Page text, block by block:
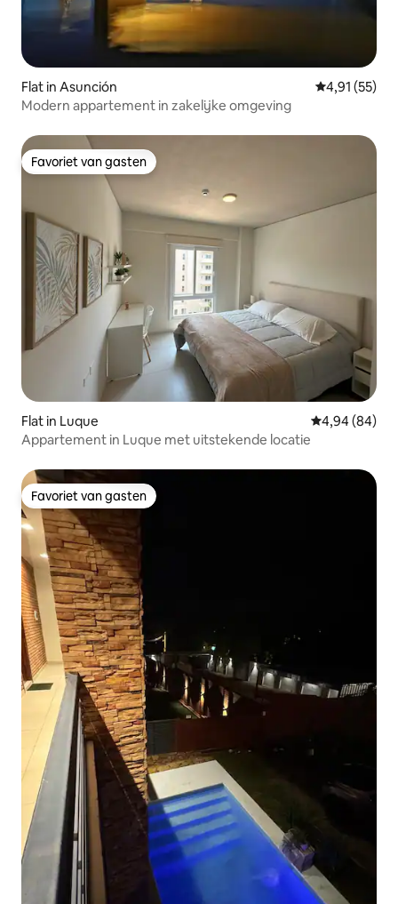
Flat in Asunción Gemiddelde
4,91 (55)
Modern appartement in zakelijke omgeving
Favoriet van gasten
Favoriet van gasten
Flat in Luque Gemiddelde
4,94 (84)
Appartement in Luque met uitstekende locatie
Favoriet van gasten
Favoriet van gasten